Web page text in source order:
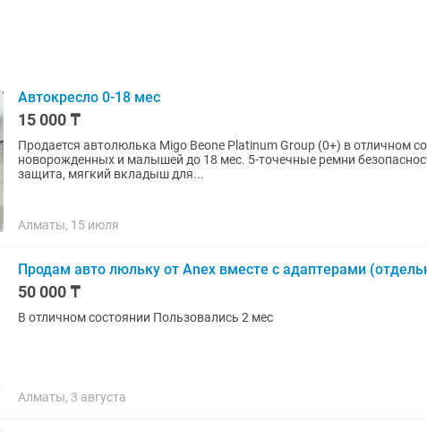
Автокресло 0-18 мес
15 000 ₸
Продается автолюлька Migo Beone Platinum Group (0+) в отличном
новорожденных и малышей до 18 мес. 5-точечные ремни
защита, мягкий вкладыш для...
Алматы, 15 июля
Продам авто люльку от Anex вместе с адаптерами
50 000 ₸
В отличном состоянии Пользовались 2 мес
Алматы, 3 августа